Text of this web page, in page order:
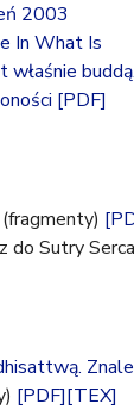
2003
In What Is
właśnie
[PDF]
(fragmenty)
do Sutry
[PDF][TEX]